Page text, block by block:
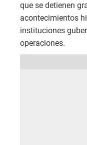
que se detienen
acontecimientos
instituciones
operaciones.